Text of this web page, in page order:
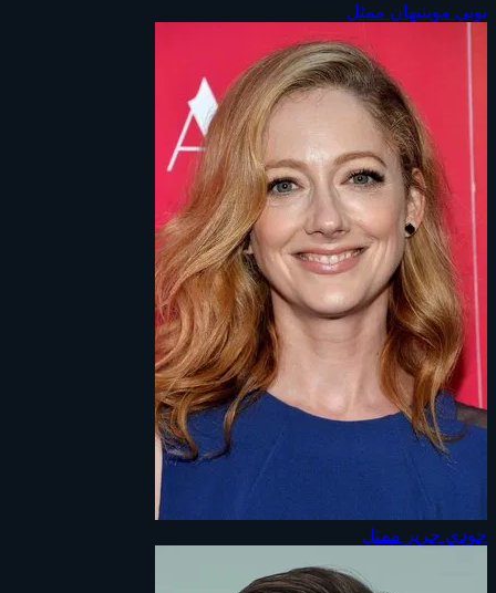
بوبي موينيهان ممثل
جودي جرير ممثل